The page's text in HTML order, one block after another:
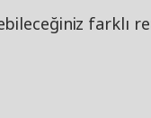
farklı